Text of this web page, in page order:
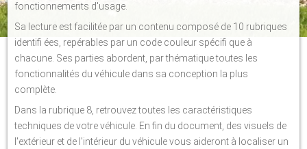
fonctionnements d'usage.
Sa lecture est facilitée par un contenu composé de 10 rubriques
identifi ées, repérables par un code couleur spécifi que à
chacune. Ses parties abordent, par thématique toutes les
fonctionnalités du véhicule dans sa conception la plus
complète.
Dans la rubrique 8, retrouvez toutes les caractéristiques
techniques de votre véhicule. En fin du document, des visuels de
l'extérieur et de l'intérieur du véhicule vous aideront à localiser un